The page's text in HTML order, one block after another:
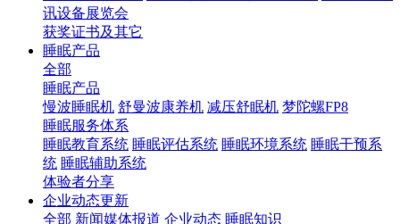
讯设备展览会
获奖证书及其它
睡眠产品
全部
睡眠产品
慢波睡眠机 舒曼波康养机 减压舒眠机 梦陀螺FP8
睡眠服务体系
睡眠教育系统 睡眠评估系统 睡眠环境系统 睡眠干预系
统 睡眠辅助系统
体验者分享
企业动态更新
全部 新闻媒体报道 企业动态 睡眠知识